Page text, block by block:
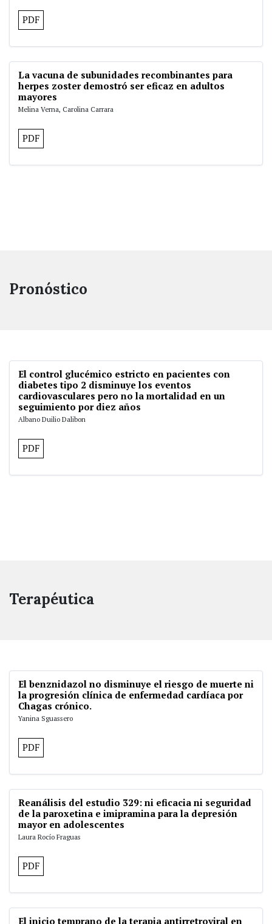
PDF
La vacuna de subunidades recombinantes para
herpes zoster demostró ser eficaz en adultos
mayores
Melina Verna, Carolina Carrara
PDF
Pronóstico
El control glucémico estricto en pacientes con
diabetes tipo 2 disminuye los eventos
cardiovasculares pero no la mortalidad en un
seguimiento por diez años
Albano Duilio Dalibon
PDF
Terapéutica
El benznidazol no disminuye el riesgo de muerte ni
la progresión clínica de enfermedad cardíaca por
Chagas crónico.
Yanina Sguassero
PDF
Reanálisis del estudio 329: ni eficacia ni seguridad
de la paroxetina e imipramina para la depresión
mayor en adolescentes
Laura Rocío Fraguas
PDF
El inicio temprano de la terapia antirretroviral en